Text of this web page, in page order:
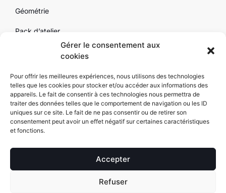
Gérer le consentement aux
cookies
Pour offrir les meilleures expériences, nous utilisons des technologies
telles que les cookies pour stocker et/ou accéder aux informations des
appareils. Le fait de consentir à ces technologies nous permettra de
traiter des données telles que le comportement de navigation ou les ID
uniques sur ce site. Le fait de ne pas consentir ou de retirer son
consentement peut avoir un effet négatif sur certaines caractéristiques
et fonctions.
Accepter
Refuser
Géométrie
Pack d’atelier
Contact
réservés Alexyne.com |
Conditions générales de
| RéalisationFGL-Conseils